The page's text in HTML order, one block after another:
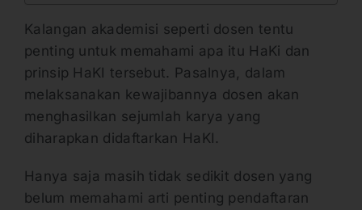
Kalangan akademisi seperti dosen tentu
penting untuk memahami apa itu HaKi dan
prinsip HaKI tersebut. Pasalnya, dalam
melaksanakan kewajibannya dosen akan
menghasilkan sejumlah karya yang
diharapkan didaftarkan HaKI.
Hanya saja masih tidak sedikit dosen yang
belum memahami arti penting pendaftaran